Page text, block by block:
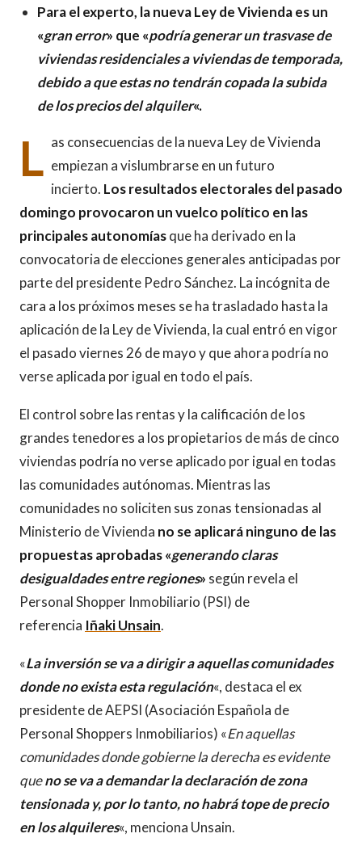
Para el experto, la nueva Ley de Vivienda es un
«gran error» que «podría generar un trasvase de
viviendas residenciales a viviendas de temporada,
debido a que estas no tendrán copada la subida
de los precios del alquiler«.
L as consecuencias de la nueva Ley de Vivienda
empiezan a vislumbrarse en un futuro
incierto. Los resultados electorales del pasado
domingo provocaron un vuelco político en las
principales autonomíasque ha derivado en la
convocatoria de elecciones generales anticipadas por
parte del presidente Pedro Sánchez. La incógnita de
cara a los próximos meses se ha trasladado hasta la
aplicación de la Ley de Vivienda, la cual entró en vigor
el pasado viernes 26 de mayo y que ahora podría no
verse aplicada por igual en todo el país.
El control sobre las rentas y la calificación de los
grandes tenedores a los propietarios de más de cinco
viviendas podría no verse aplicado por igual en todas
las comunidades autónomas. Mientras las
comunidades no soliciten sus zonas tensionadas al
Ministerio de Vivienda no se aplicará ninguno de las
propuestas aprobadas «generando claras
desigualdades entre regiones» según revela el
Personal Shopper Inmobiliario (PSI) de
referencia Iñaki Unsain.
«La inversión se va a dirigir a aquellas comunidades
donde no exista esta regulación«, destaca el ex
presidente de AEPSI (Asociación Española de
Personal Shoppers Inmobiliarios) «En aquellas
comunidades donde gobierne la derecha es evidente
queno se va a demandar la declaración de zona
tensionada y, por lo tanto, no habrá tope de precio
en los alquileres«, menciona Unsain.